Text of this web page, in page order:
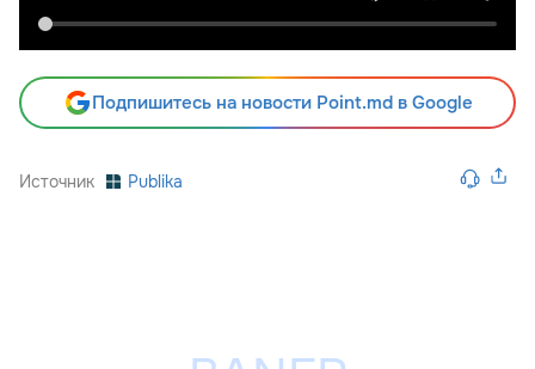
Подпишитесь на новости Point.md в Google
Источник Publika